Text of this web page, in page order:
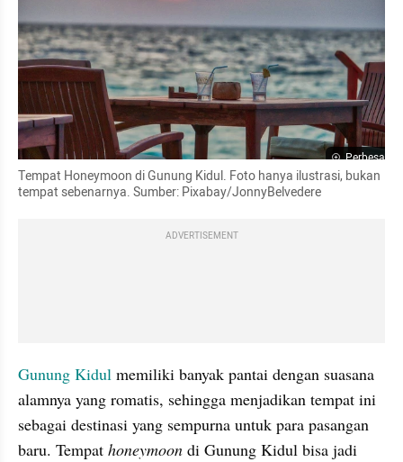
Perbesar
Tempat Honeymoon di Gunung Kidul. Foto hanya ilustrasi, bukan
tempat sebenarnya. Sumber: Pixabay/JonnyBelvedere
ADVERTISEMENT
Gunung Kidul memiliki banyak pantai dengan suasana
alamnya yang romatis, sehingga menjadikan tempat ini
sebagai destinasi yang sempurna untuk para pasangan
baru. Tempat honeymoon di Gunung Kidul bisa jadi